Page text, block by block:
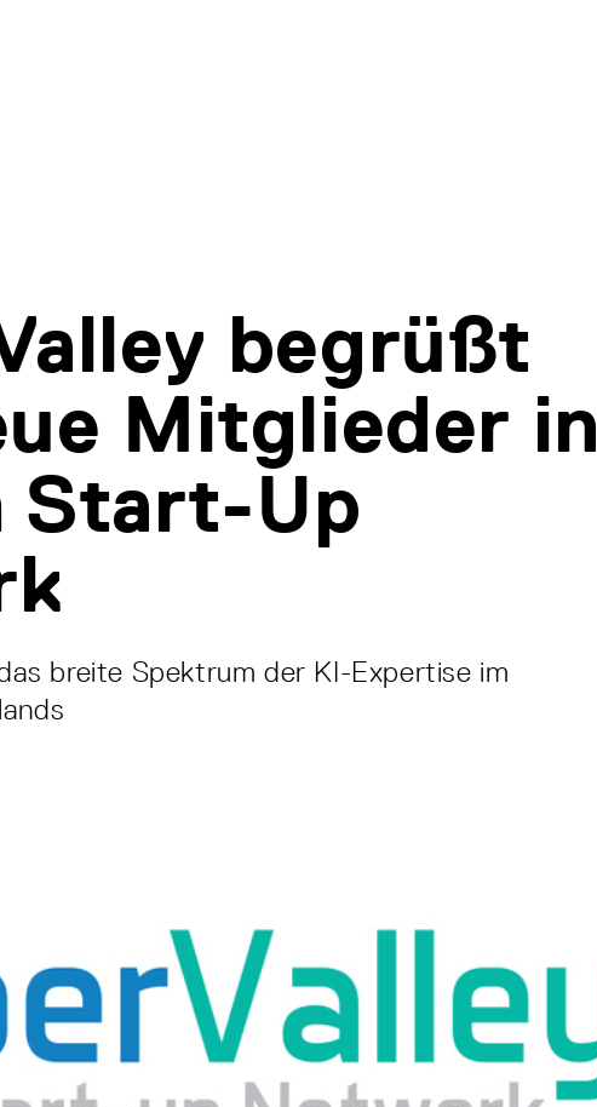
begrüßt
Mitglieder in
Start-Up
breite Spektrum der KI-Expertise im